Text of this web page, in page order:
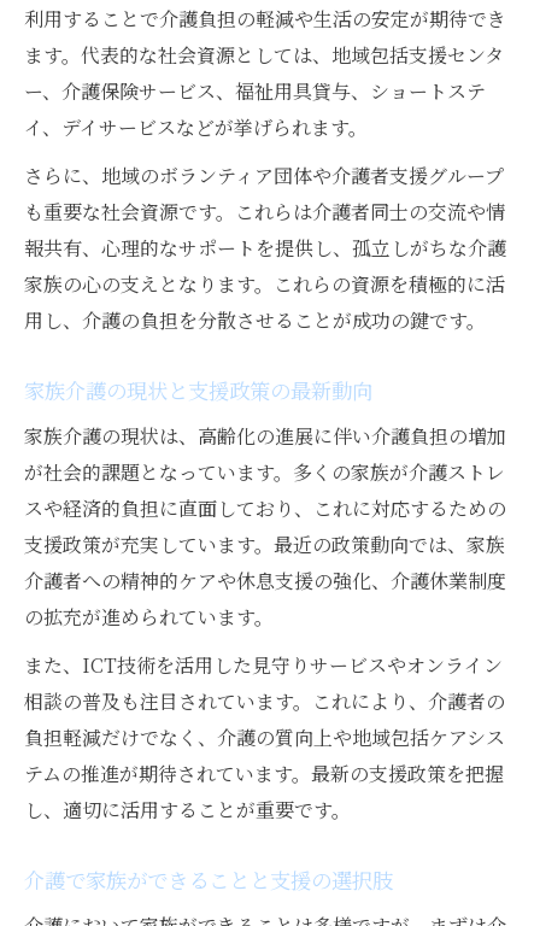
家族介護者への支援と心のケア方法
介護家族支援で実現する安心サポート
利用することで介護負担の軽減や生活の安定が期待でき
ます。代表的な社会資源としては、地域包括支援センタ
ー、介護保険サービス、福祉用具貸与、ショートステ
イ、デイサービスなどが挙げられます。
さらに、地域のボランティア団体や介護者支援グループ
も重要な社会資源です。これらは介護者同士の交流や情
報共有、心理的なサポートを提供し、孤立しがちな介護
家族の心の支えとなります。これらの資源を積極的に活
用し、介護の負担を分散させることが成功の鍵です。
家族介護の現状と支援政策の最新動向
家族介護の現状は、高齢化の進展に伴い介護負担の増加
が社会的課題となっています。多くの家族が介護ストレ
スや経済的負担に直面しており、これに対応するための
支援政策が充実しています。最近の政策動向では、家族
介護者への精神的ケアや休息支援の強化、介護休業制度
の拡充が進められています。
また、ICT技術を活用した見守りサービスやオンライン
相談の普及も注目されています。これにより、介護者の
負担軽減だけでなく、介護の質向上や地域包括ケアシス
テムの推進が期待されています。最新の支援政策を把握
し、適切に活用することが重要です。
介護で家族ができることと支援の選択肢